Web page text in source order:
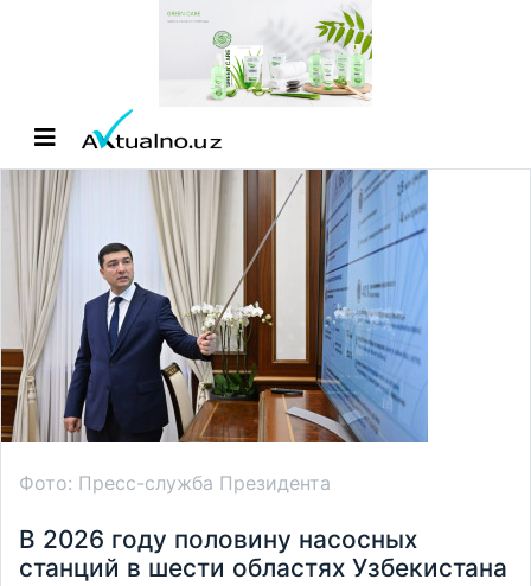
Фото: Пресс-служба Президента
В 2026 году половину насосных
станций в шести областях Узбекистана